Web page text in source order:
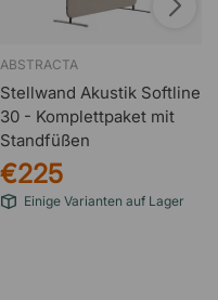
ABSTRACTA
Stellwand Akustik Softline
30 - Komplettpaket mit
Standfüßen
€225
Einige Varianten auf Lager